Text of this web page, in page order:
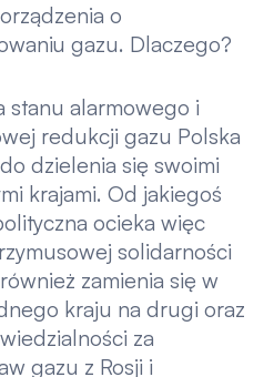
o
gazu. Dlaczego?
stanu alarmowego i
redukcji gazu Polska
dzielenia się swoimi
krajami. Od jakiegoś
ocieka więc
solidarności
zamienia się w
kraju na drugi oraz
za
gazu z Rosji i